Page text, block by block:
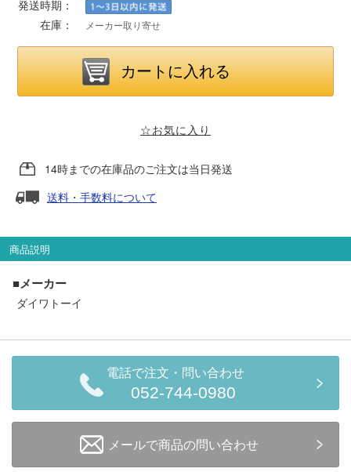
トラムウェイ
TTC
セール商品
北海道・東北 関東
関西
発送時期：
在庫：
メーカー取り寄せ
☆お気に入り
14時までの在庫品のご注文は当日発送
送料・手数料について
商品説明
■メーカー
ダイワトーイ
電話で注文・問い合わせ
052-744-0980
メールで商品の問い合わせ